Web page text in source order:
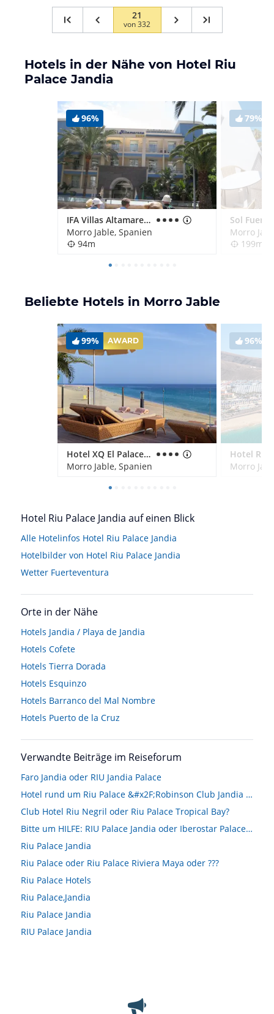
21
von332
Hotels in der Nähe von Hotel Riu
Palace Jandia
96%
IFA Villas Altamarena
Morro Jable, Spanien
94m
79%
Morro
199m
Beliebte Hotels in Morro Jable
99% AWARD
Hotel XQ El Palacete
Morro Jable, Spanien
96%
Morro
Hotel Riu Palace Jandia auf einen Blick
Alle Hotelinfos Hotel Riu Palace Jandia
Hotelbilder von Hotel Riu Palace Jandia
Wetter Fuerteventura
Orte in der Nähe
Hotels Jandia / Playa de Jandia
Hotels Cofete
Hotels Tierra Dorada
Hotels Esquinzo
Hotels Barranco del Mal Nombre
Hotels Puerto de la Cruz
Verwandte Beiträge im Reiseforum
Faro Jandia oder RIU Jandia Palace
Hotel rund um Riu Palace &#x2F;Robinson Club Jandia Playa gesucht
Club Hotel Riu Negril oder Riu Palace Tropical Bay?
Bitte um HILFE: RIU Palace Jandia oder Iberostar Palace Fuerteventura
Riu Palace Jandia
Riu Palace oder Riu Palace Riviera Maya oder ???
Riu Palace Hotels
Riu Palace,Jandia
Riu Palace Jandia
RIU Palace Jandia